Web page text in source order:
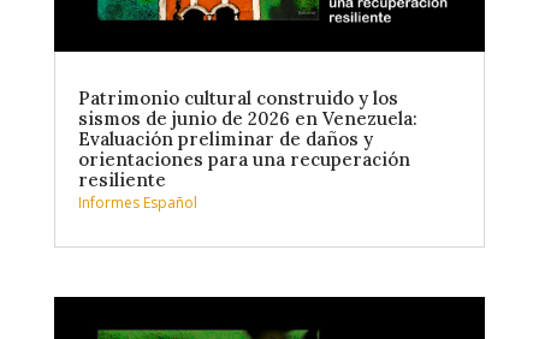
Patrimonio cultural construido y los
sismos de junio de 2026 en Venezuela:
Evaluación preliminar de daños y
orientaciones para una recuperación
resiliente
Informes Español